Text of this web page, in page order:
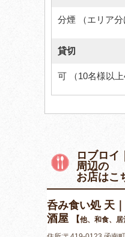
分煙 （エリア分
貸切
可 （10名様以上
ロブロイ
周辺の
お店はこ
呑み食い処 天
酒屋
【他、和食、居